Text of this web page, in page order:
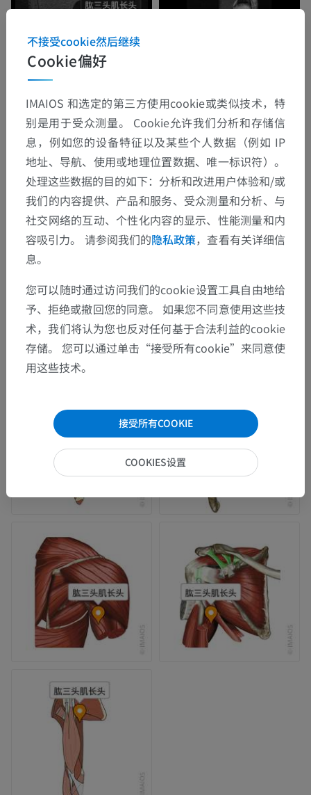
Cookie偏好
不接受cookie然后继续
IMAIOS 和选定的第三方使用cookie或类似技术，特
别是用于受众测量。 Cookie允许我们分析和存储信
息，例如您的设备特征以及某些个人数据（例如 IP
地址、导航、使用或地理位置数据、唯一标识符）。
处理这些数据的目的如下：分析和改进用户体验和/或
我们的内容提供、产品和服务、受众测量和分析、与
社交网络的互动、个性化内容的显示、性能测量和内
容吸引力。 请参阅我们的隐私政策，查看有关详细信
息。
您可以随时通过访问我们的cookie设置工具自由地给
予、拒绝或撤回您的同意。 如果您不同意使用这些技
术，我们将认为您也反对任何基于合法利益的cookie
存储。 您可以通过单击“接受所有cookie”来同意使
用这些技术。
接受所有COOKIE
COOKIES设置